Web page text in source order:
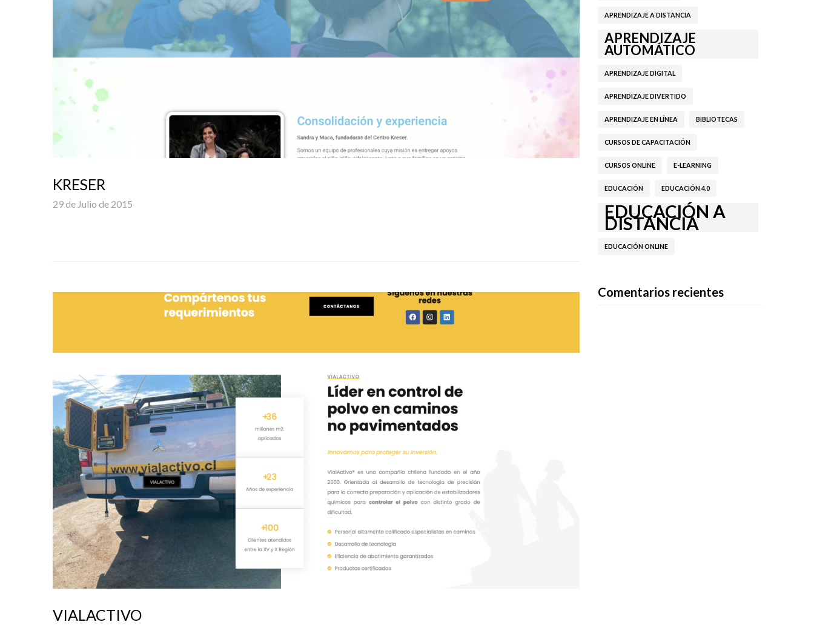
KRESER
29 de Julio de 2015
VIALACTIVO
APRENDIZAJE A DISTANCIA
APRENDIZAJE
AUTOMÁTICO
APRENDIZAJE DIGITAL
APRENDIZAJE DIVERTIDO
APRENDIZAJE EN LÍNEA BIBLIOTECAS
CURSOS DE CAPACITACIÓN
CURSOS ONLINE E-LEARNING
EDUCACIÓN EDUCACIÓN 4.0
EDUCACIÓN A
DISTANCIA
EDUCACIÓN ONLINE
Comentarios recientes